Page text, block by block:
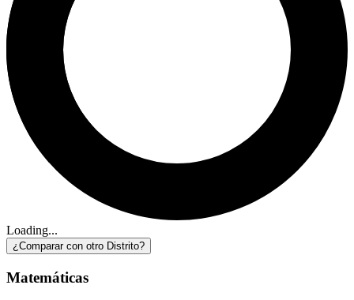
Loading...
¿Comparar con otro Distrito?
Matemáticas